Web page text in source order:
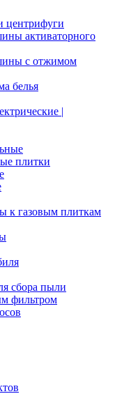
активаторного
с отжимом
белья
|
плитки
к газовым плиткам
сбора пыли
фильтром